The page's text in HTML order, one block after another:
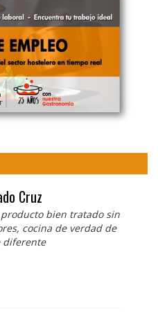
Cruz
bien tratado sin
cocina de verdad de
diferente